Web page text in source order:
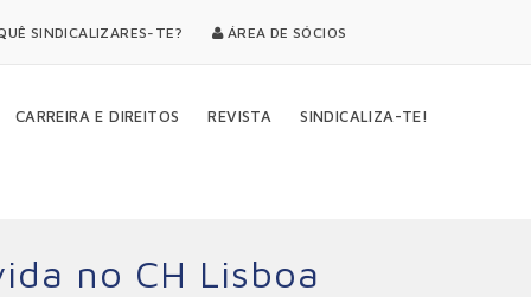
SINDICALIZARES-TE? ÁREA DE SÓCIOS
CARREIRA E DIREITOS REVISTA SINDICALIZA-TE!
no CH Lisboa